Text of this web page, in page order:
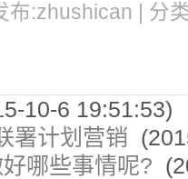
布:zhushican | 分
10-6 19:51:53)
署计划营销
哪些事情呢?